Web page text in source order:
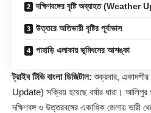
দক্ষিণবঙ্গের বৃষ্টি অব্যাহত (Weather
উত্তরে অতিভারী বৃষ্টির পূর্বাভাস
পাহাড়ি এলাকায় ভূমিধসের আশঙ্কা
ট্রাইব টিভি বাংলা ডিজিটাল: শুক্রবার,
Update) সক্রিয় হয়েছে বর্ষার ধারা। আলিপুর
দক্ষিণবঙ্গ ও উত্তরবঙ্গের একাধিক জেলায় ভারী